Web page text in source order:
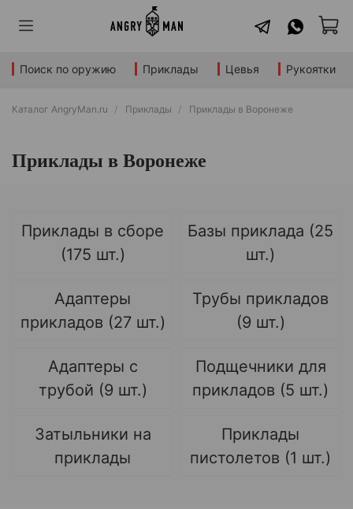
Поиск по оружию Приклады Цевья Рукоятки
Каталог AngryMan.ru Приклады Приклады в Воронеже
Приклады в Воронеже
Приклады в сборе
(175 шт.)
Базы приклада (25
шт.)
Адаптеры
прикладов (27 шт.)
Трубы прикладов
(9 шт.)
Адаптеры с
трубой (9 шт.)
Подщечники для
прикладов (5 шт.)
Затыльники на
приклады
Приклады
пистолетов (1 шт.)